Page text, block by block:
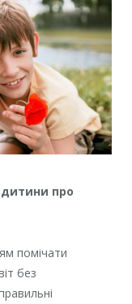
дитини про
помічати
без